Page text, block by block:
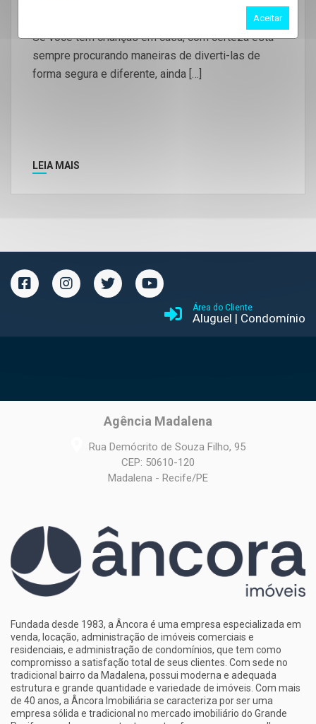
Aceitar
Se você tem crianças em casa, com certeza está
sempre procurando maneiras de diverti-las de
forma segura e diferente, ainda […]
LEIA MAIS
Área do Cliente
Aluguel | Condomínio
Agência Madalena
Rua Demócrito de Souza Filho, 95
CEP: 50610-120
Madalena - Recife/PE
Fundada desde 1983, a Âncora é uma empresa especializada em
venda, locação, administração de imóveis comerciais e
residenciais, e administração de condomínios, que tem como
compromisso a satisfação total de seus clientes. Com sede no
tradicional bairro da Madalena, possui moderna e adequada
estrutura e grande quantidade e variedade de imóveis. Com mais
de 40 anos, a Âncora Imobiliária se caracteriza por ser uma
empresa sólida e tradicional no mercado imobiliário do Grande